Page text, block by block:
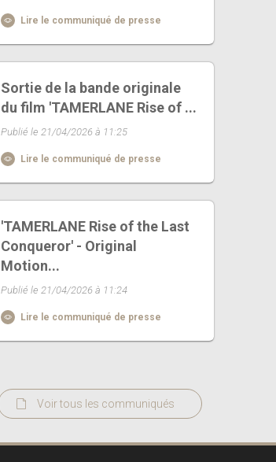
Lire le communiqué de presse
Sortie de la bande originale
du film 'TAMERLANE Rise of ...
Publié le 21/04/2026 à 11:25
Lire le communiqué de presse
'TAMERLANE Rise of the Last
Conqueror' - Original
Motion...
Publié le 21/04/2026 à 11:24
Lire le communiqué de presse
Voir tous les communiqués